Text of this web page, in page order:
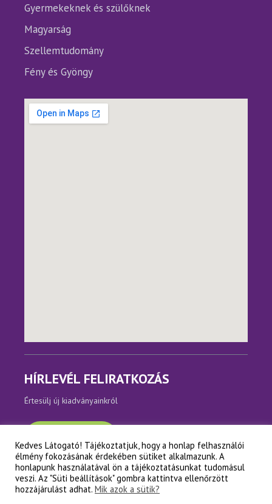
Gyermekeknek és szülőknek
Magyarság
Szellemtudomány
Fény és Gyöngy
HÍRLEVÉL FELIRATKOZÁS
Értesülj új kiadványainkról
Copyright © Napfényes Élet Alapítvány
Kedves Látogató! Tájékoztatjuk, hogy a honlap felhasználói
élmény fokozásának érdekében sütiket alkalmazunk. A
honlapunk használatával ön a tájékoztatásunkat tudomásul
veszi. Az "Süti beállítások" gombra kattintva ellenőrzött
hozzájárulást adhat. Mik azok a sütik?